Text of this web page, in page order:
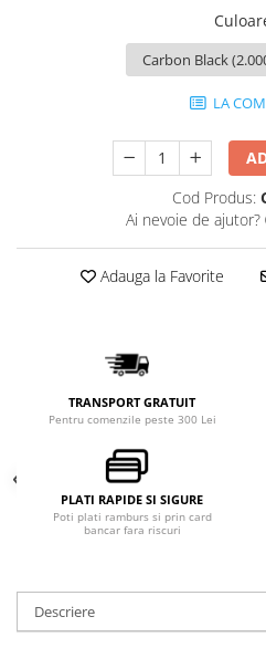
LA
Cod Produs:
Ai nevoie de ajutor?
Adauga la Favorite
TRANSPORT GRATUIT
Pentru comenzile peste 300 Lei
PLATI RAPIDE SI SIGURE
Poti plati ramburs si prin card
bancar fara riscuri
Descriere